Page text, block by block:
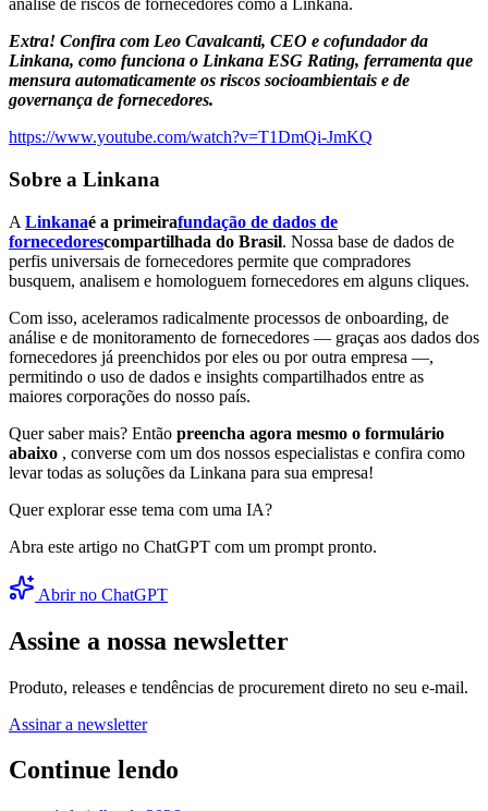
análise de riscos de fornecedores como a Linkana.
Extra! Confira com Leo Cavalcanti, CEO e cofundador da
Linkana, como funciona o Linkana ESG Rating, ferramenta que
mensura automaticamente os riscos socioambientais e de
governança de fornecedores.
https://www.youtube.com/watch?v=T1DmQi-JmKQ
Sobre a Linkana
A Linkanaé a primeirafundação de dados de
fornecedorescompartilhada do Brasil. Nossa base de dados de
perfis universais de fornecedores permite que compradores
busquem, analisem e homologuem fornecedores em alguns cliques.
Com isso, aceleramos radicalmente processos de onboarding, de
análise e de monitoramento de fornecedores — graças aos dados dos
fornecedores já preenchidos por eles ou por outra empresa —,
permitindo o uso de dados e insights compartilhados entre as
maiores corporações do nosso país.
Quer saber mais? Então preencha agora mesmo o formulário
abaixo , converse com um dos nossos especialistas e confira como
levar todas as soluções da Linkana para sua empresa!
Quer explorar esse tema com uma IA?
Abra este artigo no ChatGPT com um prompt pronto.
Abrir no ChatGPT
Assine a nossa newsletter
Produto, releases e tendências de procurement direto no seu e-mail.
Assinar a newsletter
Continue lendo